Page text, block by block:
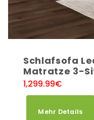
Schlafsofa
Matratze 3-
1,299.99€
Mehr Details